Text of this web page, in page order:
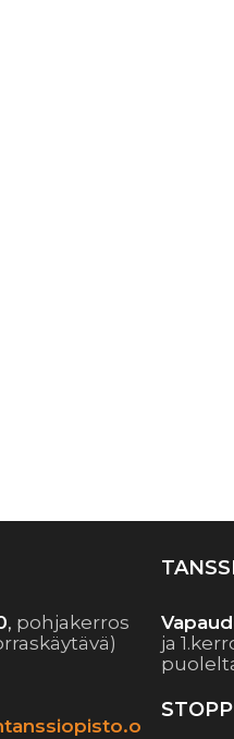
, pohjakerros
ja
STOPP